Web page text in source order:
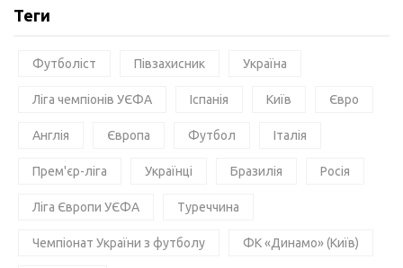
Теги
Футболіст Півзахисник Україна
Ліга чемпіонів УЄФА Іспанія Київ Євро
Англія Європа Футбол Італія
Прем'єр-ліга Українці Бразилія Росія
Ліга Європи УЄФА Туреччина
Чемпіонат України з футболу ФК «Динамо» (Київ)